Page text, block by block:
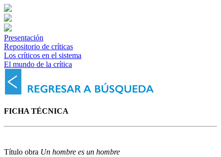
Presentación
Repositorio de críticas
Los críticos en el sistema
El mundo de la crítica
FICHA TÉCNICA
Título obra Un hombre es un hombre